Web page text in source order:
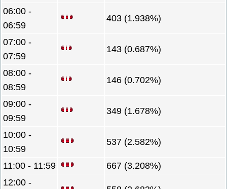
06:00 -
06:59
403 (1.938%)
07:00 -
07:59
143 (0.687%)
08:00 -
08:59
146 (0.702%)
09:00 -
09:59
349 (1.678%)
10:00 -
10:59
537 (2.582%)
11:00 - 11:59
667 (3.208%)
12:00 -